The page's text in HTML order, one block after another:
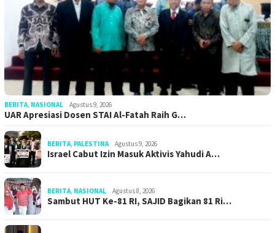
BERITA, NASIONAL Agustus 9, 2026
UAR Apresiasi Dosen STAI Al-Fatah Raih G…
BERITA, PALESTINA Agustus 9, 2026
Israel Cabut Izin Masuk Aktivis Yahudi A…
BERITA, NASIONAL Agustus 8, 2026
Sambut HUT Ke-81 RI, SAJID Bagikan 81 Ri…